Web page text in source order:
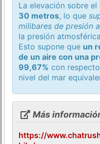
La elevación sobre
30 metros, lo que
milibares de presión
la presión atmosférica
Esto supone que un
de un aire con una
99,67% con
nivel del mar
Más
https://